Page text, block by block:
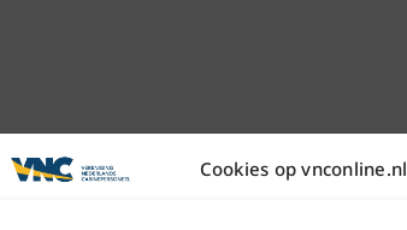
Cookies op vnconline.nl